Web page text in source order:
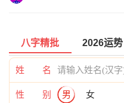
八字精批 2026运势
姓 名
性 别 男 女